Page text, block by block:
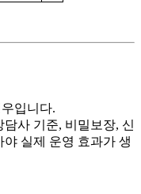
입니다.
사 기준, 비밀보장, 신
실제 운영 효과가 생